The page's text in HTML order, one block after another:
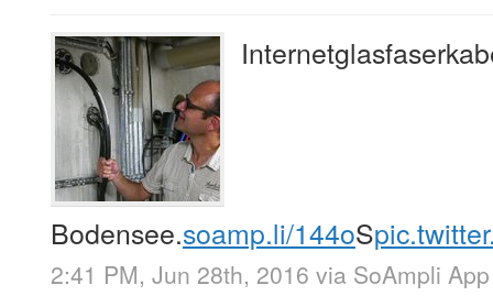
Bodensee.soamp.li/144oS
2:41 PM, Jun 28th, 2016 via SoAmpli App